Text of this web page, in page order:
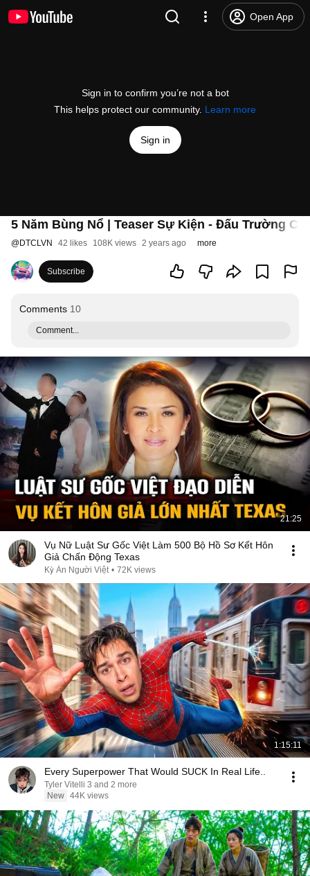
Open App
Sign in to confirm you’re not a bot
This helps protect our community. Learn more
Sign in
5 Năm Bùng Nổ | Teaser Sự Kiện - Đấu Trường
@DTCLVN 42 likes 108K views 2 years ago more
Subscribe
Comments 10
Comment...
21:25
Vụ Nữ Luật Sư Gốc Việt Làm 500 Bộ Hồ Sơ Kết Hôn
Giả Chấn Động Texas
Kỳ Án Người Việt • 72K views
1:15:11
Every Superpower That Would SUCK In Real Life..
Tyler Vitelli 3 and 2 more
New 44K views